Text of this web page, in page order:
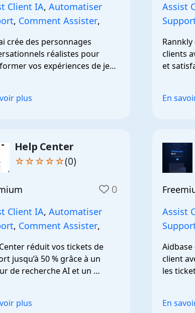
Client IA, Automatiser
, Comment Assister,
crée des personnages
réalistes pour
vos expériences de jeu
plus
Assist
clients
et
En
Help Center
☆☆☆☆☆(0)
0
Client IA, Automatiser
, Comment Assister,
réduit vos tickets de
jusqu’à 50 % grâce à un
de recherche AI et un
plus
Assist
client
les
En